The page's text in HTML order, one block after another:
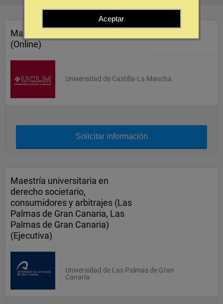
Master en Derecho Comunitario
(Online)
Universidad de Castilla-La Mancha
Solicitar información
Maestría universitaria en
derecho societario,
consumidores y arbitrajes (Las
Palmas de Gran Canaria, Las
Palmas de Gran Canaria)
(Ejecutiva)
Universidad de Las Palmas de Gran
Canaria
Aceptar